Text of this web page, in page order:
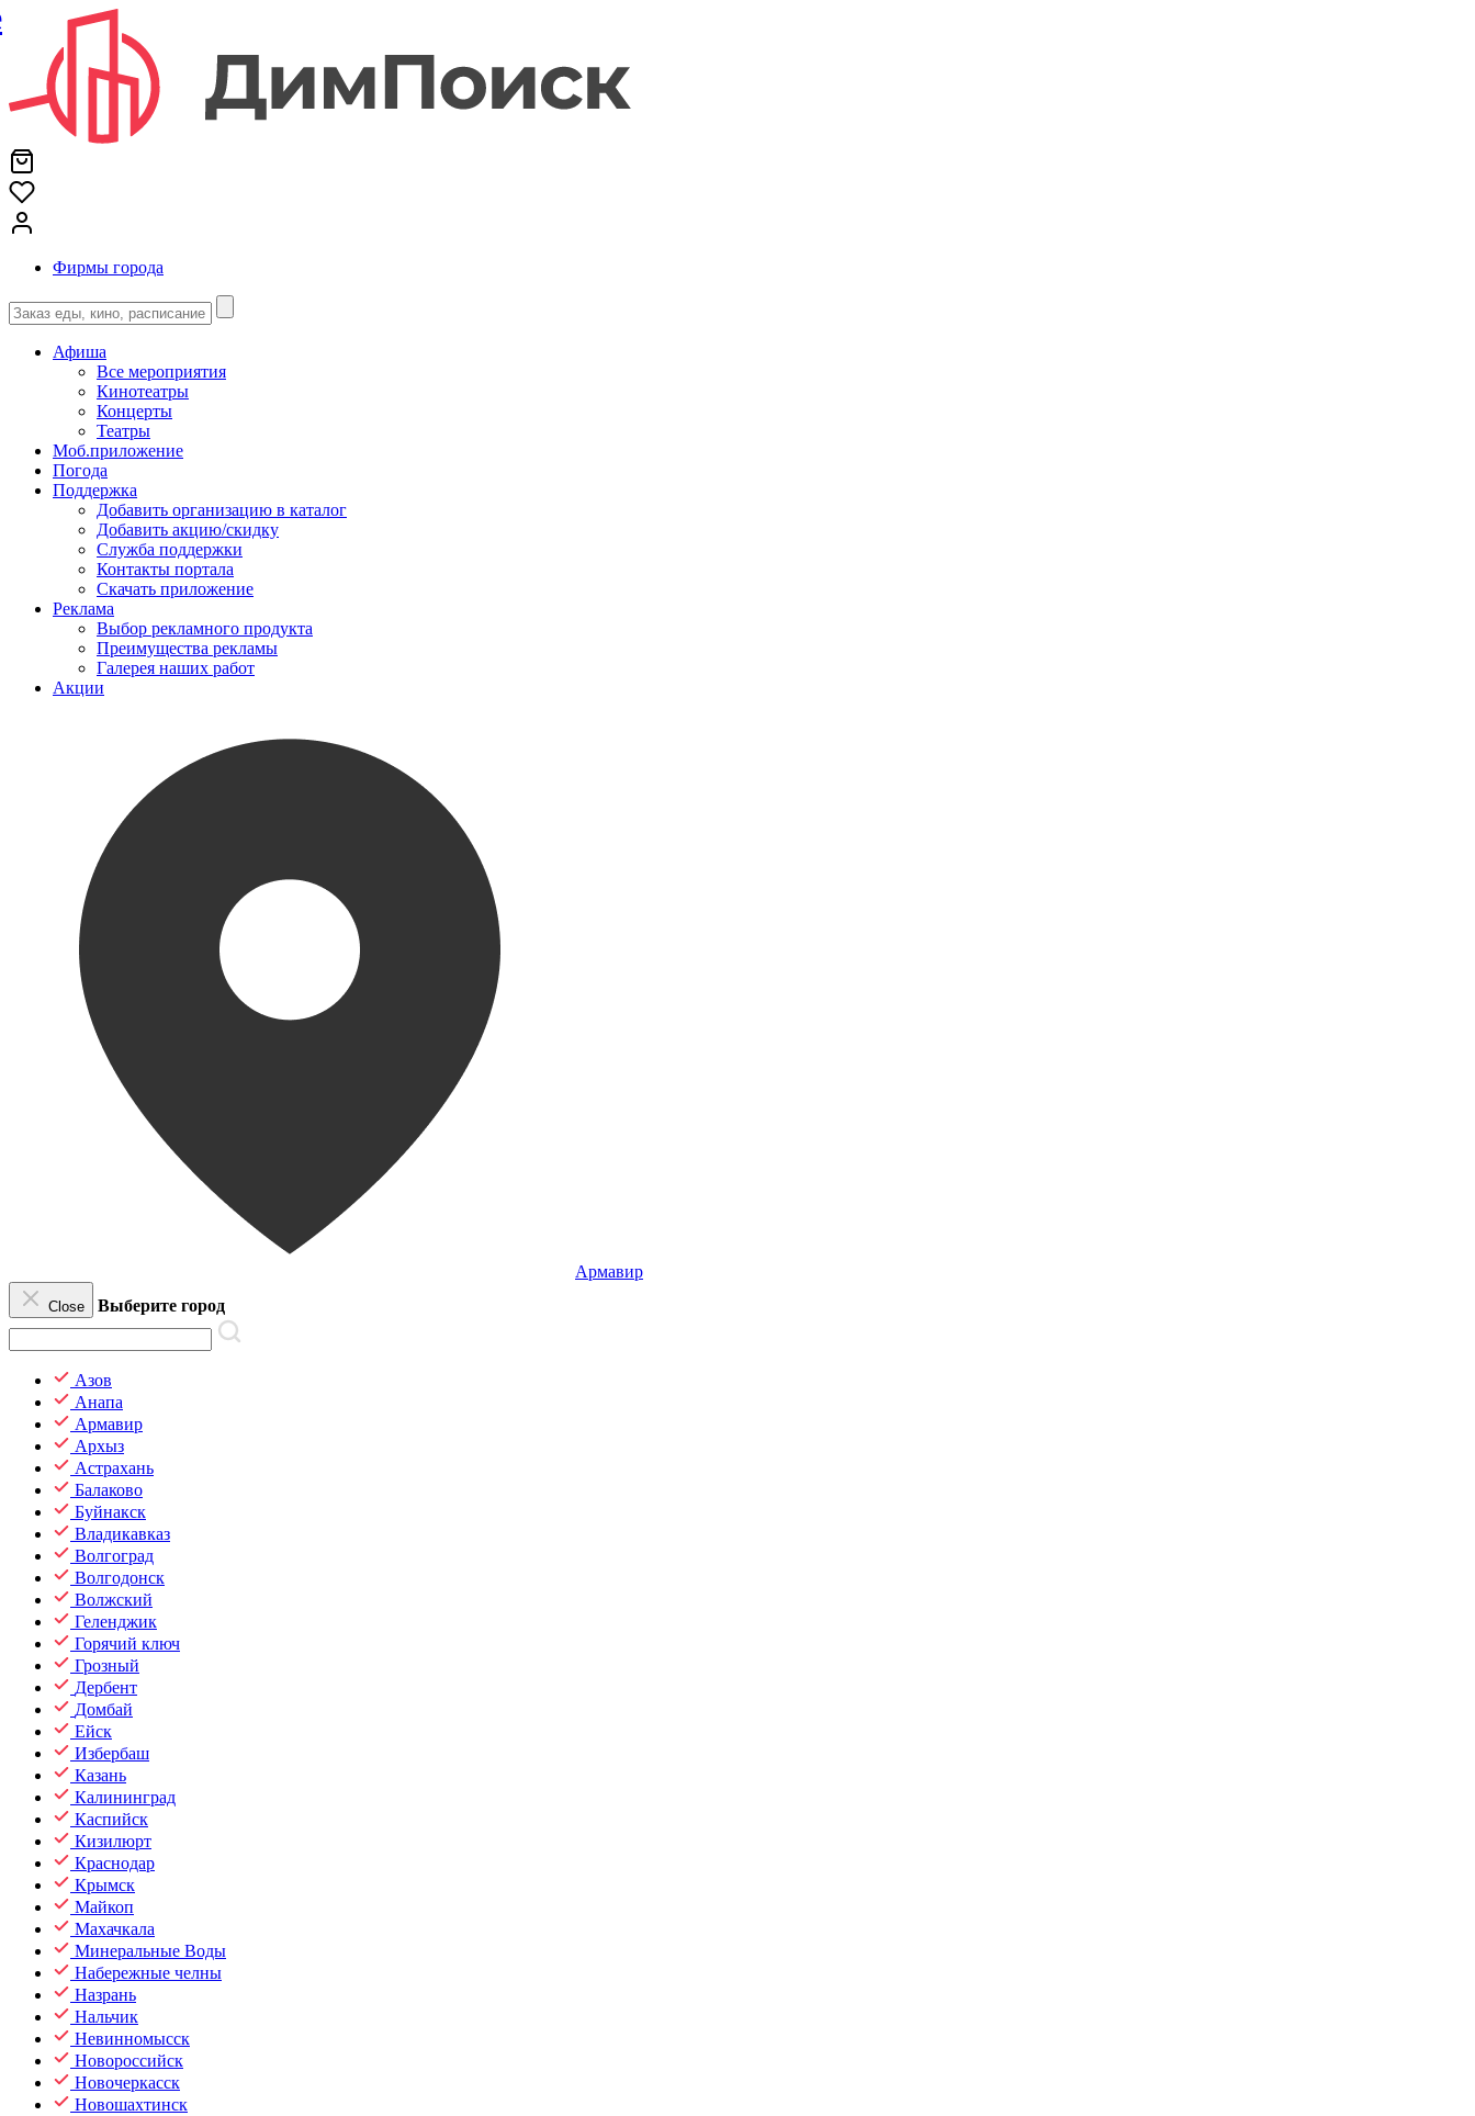
Фирмы города
Афиша
Все мероприятия
Кинотеатры
Концерты
Театры
Моб.приложение
Погода
Поддержка
Добавить организацию в каталог
Добавить акцию/скидку
Служба поддержки
Контакты портала
Скачать приложение
Реклама
Выбор рекламного продукта
Преимущества рекламы
Галерея наших работ
Акции
Армавир
Close Выберите город
Азов
Анапа
Армавир
Архыз
Астрахань
Балаково
Буйнакск
Владикавказ
Волгоград
Волгодонск
Волжский
Геленджик
Горячий ключ
Грозный
Дербент
Домбай
Ейск
Избербаш
Казань
Калининград
Каспийск
Кизилюрт
Краснодар
Крымск
Майкоп
Махачкала
Минеральные Воды
Набережные челны
Назрань
Нальчик
Невинномысск
Новороссийск
Новочеркасск
Новошахтинск